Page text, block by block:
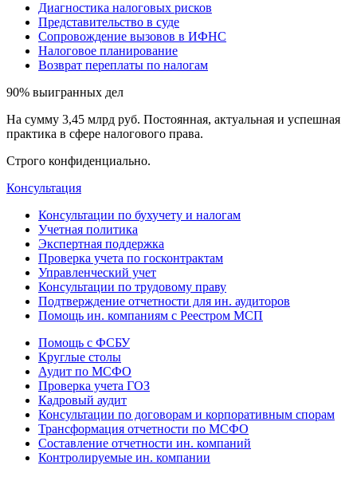
Диагностика налоговых рисков
Представительство в суде
Сопровождение вызовов в ИФНС
Налоговое планирование
Возврат переплаты по налогам
90% выигранных дел
На сумму 3,45 млрд руб. Постоянная, актуальная и успешная
практика в сфере налогового права.
Строго конфиденциально.
Консультация
Консультации по бухучету и налогам
Учетная политика
Экспертная поддержка
Проверка учета по госконтрактам
Управленческий учет
Консультации по трудовому праву
Подтверждение отчетности для ин. аудиторов
Помощь ин. компаниям с Реестром МСП
Помощь с ФСБУ
Круглые столы
Аудит по МСФО
Проверка учета ГОЗ
Кадровый аудит
Консультации по договорам и корпоративным спорам
Трансформация отчетности по МСФО
Составление отчетности ин. компаний
Контролируемые ин. компании